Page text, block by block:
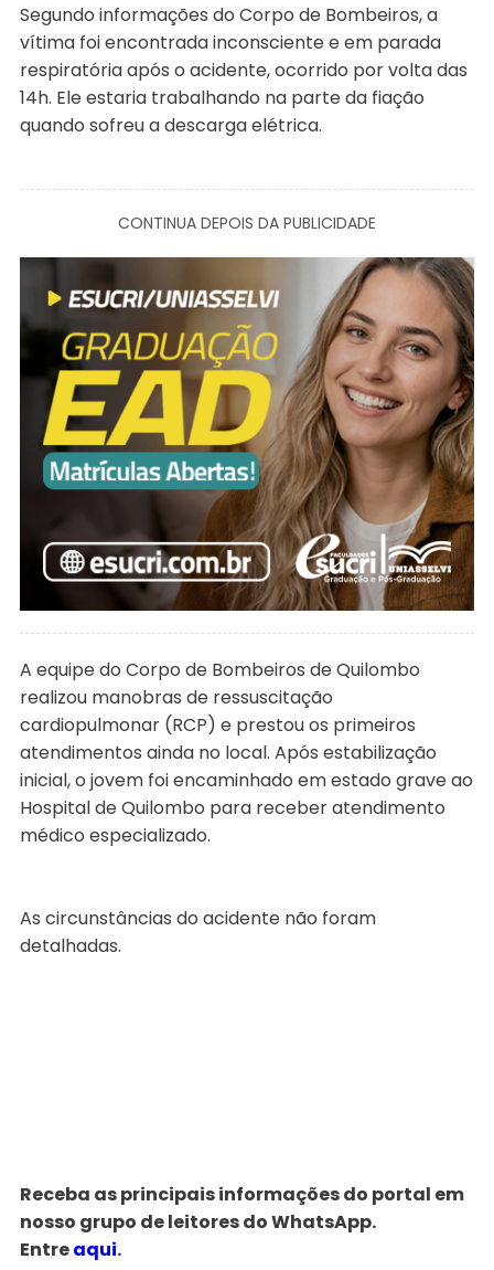
Segundo informações do Corpo de Bombeiros, a
vítima foi encontrada inconsciente e em parada
respiratória após o acidente, ocorrido por volta das
14h. Ele estaria trabalhando na parte da fiação
quando sofreu a descarga elétrica.
CONTINUA DEPOIS DA PUBLICIDADE
A equipe do Corpo de Bombeiros de Quilombo
realizou manobras de ressuscitação
cardiopulmonar (RCP) e prestou os primeiros
atendimentos ainda no local. Após estabilização
inicial, o jovem foi encaminhado em estado grave ao
Hospital de Quilombo para receber atendimento
médico especializado.
As circunstâncias do acidente não foram
detalhadas.
Receba as principais informações do portal em
nosso grupo de leitores do WhatsApp.
Entreaqui.